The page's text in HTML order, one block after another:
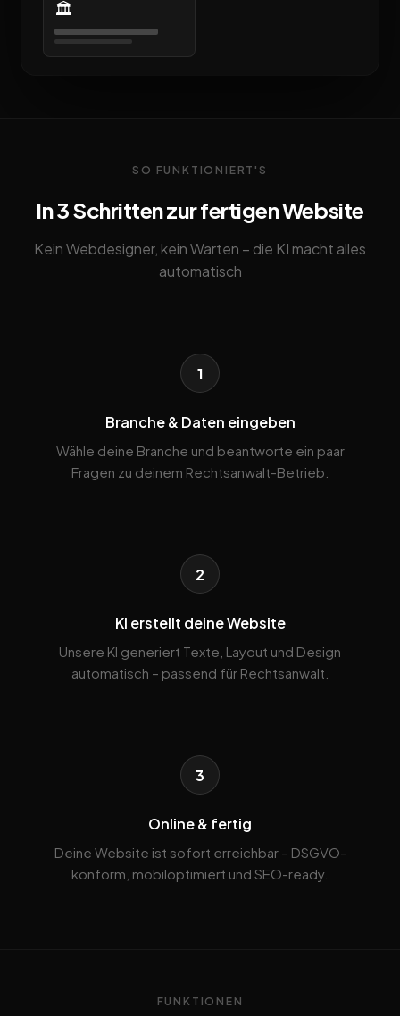
🏛️
SO FUNKTIONIERT'S
In 3 Schritten zur fertigen Website
Kein Webdesigner, kein Warten – die KI macht alles
automatisch
1
Branche & Daten eingeben
Wähle deine Branche und beantworte ein paar
Fragen zu deinem Rechtsanwalt-Betrieb.
2
KI erstellt deine Website
Unsere KI generiert Texte, Layout und Design
automatisch – passend für Rechtsanwalt.
3
Online & fertig
Deine Website ist sofort erreichbar – DSGVO-
konform, mobiloptimiert und SEO-ready.
FUNKTIONEN